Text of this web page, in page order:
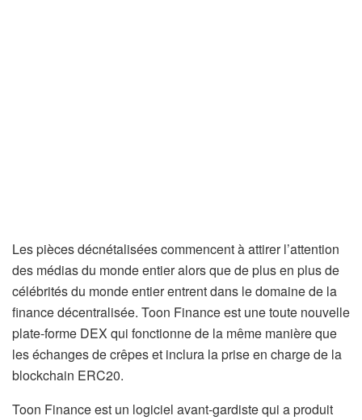
Les pièces décnétalisées commencent à attirer l’attention
des médias du monde entier alors que de plus en plus de
célébrités du monde entier entrent dans le domaine de la
finance décentralisée. Toon Finance est une toute nouvelle
plate-forme DEX qui fonctionne de la même manière que
les échanges de crêpes et inclura la prise en charge de la
blockchain ERC20.
Toon Finance est un logiciel avant-gardiste qui a produit